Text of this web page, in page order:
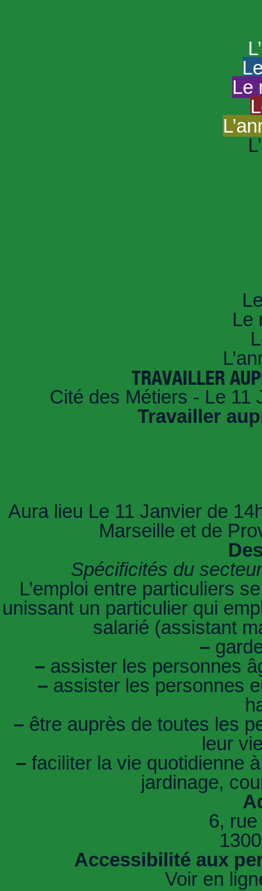
Le
Le
TRAVAILLER
Cité des Métiers - Le 11
Travailler
Aura lieu Le 11 Janvier de
Marseille et de
Spécificités du
L’emploi entre particuliers
unissant un particulier qui
salarié (assistant
–
– assister les personnes
– assister les personnes
– être auprès de toutes les
leur
– faciliter la vie quotidienne
jardinage,
6,
Accessibilité aux
Voir en